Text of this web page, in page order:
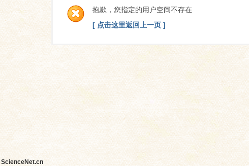
抱歉，您指定的用户空间不存在
[ 点击这里返回上一页 ]
ScienceNet.cn